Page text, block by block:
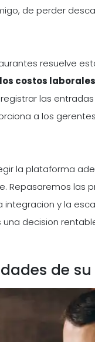
de perder
resuelve
costos
las
a los
la plataforma
Repasaremos las
y la
decision
de